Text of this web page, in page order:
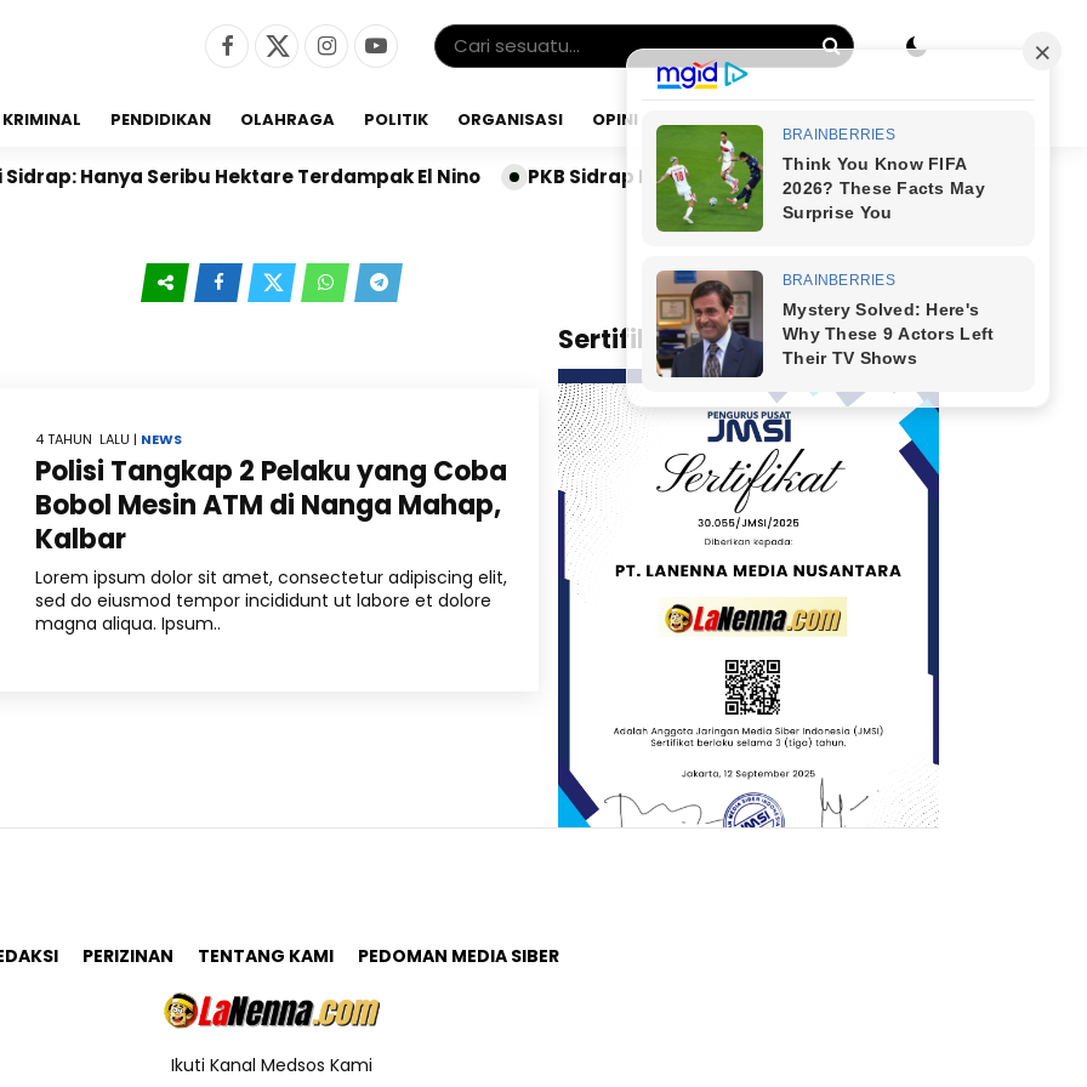
KRIMINAL PENDIDIKAN OLAHRAGA POLITIK ORGANISASI OPINI MINGGU, 09 AGU 2026
Hanya Seribu Hektare Terdampak El Nino PKB Sidrap Bangun Mesin Politik hingga Desa, DPAC dan
4 TAHUN LALU | NEWS
Polisi Tangkap 2 Pelaku yang Coba
Bobol Mesin ATM di Nanga Mahap,
Kalbar
Lorem ipsum dolor sit amet, consectetur adipiscing elit,
sed do eiusmod tempor incididunt ut labore et dolore
magna aliqua. Ipsum..
Sertifikat JMSI
x
PERIZINAN TENTANG KAMI PEDOMAN MEDIA SIBER
Ikuti Kanal Medsos Kami